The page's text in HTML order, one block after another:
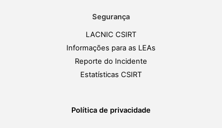
Segurança
LACNIC CSIRT
Informações para as LEAs
Reporte do Incidente
Estatísticas CSIRT
Política de privacidade